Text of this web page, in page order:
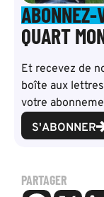
ABONNEZ-
QUART
Et recevez de
boîte aux
votre
S'ABONNER
PARTAGER